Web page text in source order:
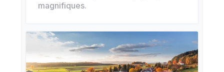
magnifiques.